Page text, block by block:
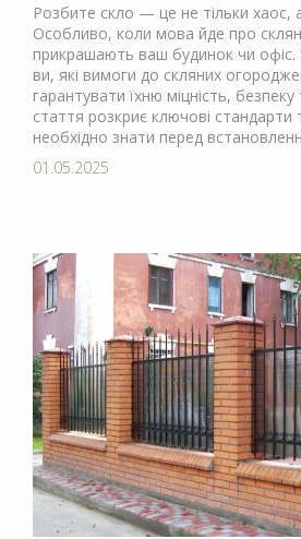
Розбите скло — це не тільки хаос,
Особливо, коли мова йде про
прикрашають ваш будинок чи
ви, які вимоги до скляних
гарантувати їхню міцність,
стаття розкриє ключові стандарти
необхідно знати перед
01.05.2025